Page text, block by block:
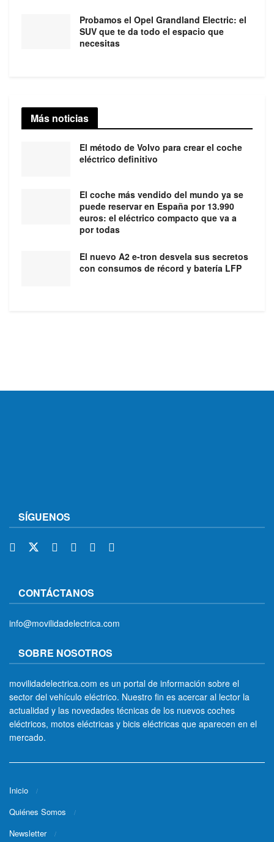
Probamos el Opel Grandland Electric: el
SUV que te da todo el espacio que
necesitas
Más noticias
El método de Volvo para crear el coche
eléctrico definitivo
El coche más vendido del mundo ya se
puede reservar en España por 13.990
euros: el eléctrico compacto que va a
por todas
El nuevo A2 e-tron desvela sus secretos
con consumos de récord y batería LFP
SÍGUENOS
CONTÁCTANOS
info@movilidadelectrica.com
SOBRE NOSOTROS
movilidadelectrica.com es un portal de información sobre el
sector del vehículo eléctrico. Nuestro fin es acercar al lector la
actualidad y las novedades técnicas de los nuevos coches
eléctricos, motos eléctricas y bicis eléctricas que aparecen en el
mercado.
Inicio
Quiénes Somos
Newsletter